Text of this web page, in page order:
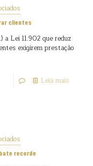
clientes
a Lei 11.902 que reduz
exigirem prestação
Leia mais
recorde